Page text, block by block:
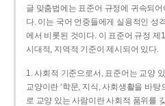
글 맞춤법에는 표준어 규정에 귀속되
다. 이는 국어 언중들에게 실용적인 성
에서 비롯된 것이다. 이 표준어 규정
시대적, 지역적 기준이 제시되어 있다.
1. 사회적 기준으로서, 표준어는 교양
교양이란 ‘학문, 지식, 사회생활을 바탕
로 교양 있는 사람이란 사회적 품위를